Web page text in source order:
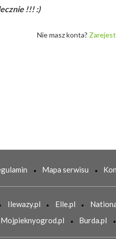
!!! :)
Nie masz konta?
Mapa serwisu
Ilewazy.pl Elle.pl
Mojpieknyogrod.pl Burda.pl